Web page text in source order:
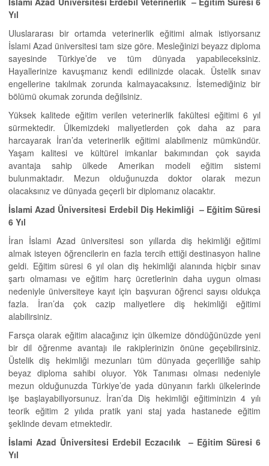
Yıl
Uluslararası bir ortamda veterinerlik eğitimi almak istiyorsanız
İslami Azad üniversitesi tam size göre. Mesleğinizi beyazz diploma
sayesinde Türkiye’de ve tüm dünyada yapabileceksiniz.
Hayallerinize kavuşmanız kendi edilinizde olacak. Üstelik sınav
engellerine takılmak zorunda kalmayacaksınız. İstemediğiniz bir
bölümü okumak zorunda değilsiniz.
Yüksek kalitede eğitim verilen veterinerlik fakültesi eğitimi 6 yıl
sürmektedir. Ülkemizdeki maliyetlerden çok daha az para
harcayarak İran’da veterinerlik eğitimi alabilmeniz mümkündür.
Yaşam kalitesi ve kültürel imkanlar bakımından çok sayıda
avantaja sahip ülkede Amerikan modeli eğitim sistemi
bulunmaktadır. Mezun olduğunuzda doktor olarak mezun
olacaksınız ve dünyada geçerli bir diplomanız olacaktır.
İslami Azad Üniversitesi Erdebil Diş Hekimliği – Eğitim Süresi
6 Yıl
İran İslami Azad üniversitesi son yıllarda diş hekimliği eğitimi
almak isteyen öğrencilerin en fazla tercih ettiği destinasyon haline
geldi. Eğitim süresi 6 yıl olan diş hekimliği alanında hiçbir sınav
şartı olmaması ve eğitim harç ücretlerinin daha uygun olması
nedeniyle üniversiteye kayıt için başvuran öğrenci sayısı oldukça
fazla. İran’da çok cazip maliyetlere diş hekimliği eğitimi
alabilirsiniz.
Farsça olarak eğitim alacağınız için ülkemize döndüğünüzde yeni
bir dil öğrenme avantajı ile rakiplerinizin önüne geçebilirsiniz.
Üstelik diş hekimliği mezunları tüm dünyada geçerliliğe sahip
beyaz diploma sahibi oluyor. Yök Tanıması olması nedeniyle
mezun olduğunuzda Türkiye’de yada dünyanın farklı ülkelerinde
işe başlayabiliyorsunuz. İran’da Diş hekimliği eğitiminizin 4 yılı
teorik eğitim 2 yılıda pratik yani staj yada hastanede eğitim
şeklinde devam etmektedir.
İslami Azad Üniversitesi Erdebil Eczacılık – Eğitim Süresi 6
Yıl